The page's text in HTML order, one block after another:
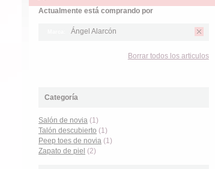
Actualmente está comprando por
Ángel Alarcón
Borrar todos los articulos
Categoría
Salón de novia (1)
Talón descubierto (1)
Peep toes de novia (1)
Zapato de piel (2)